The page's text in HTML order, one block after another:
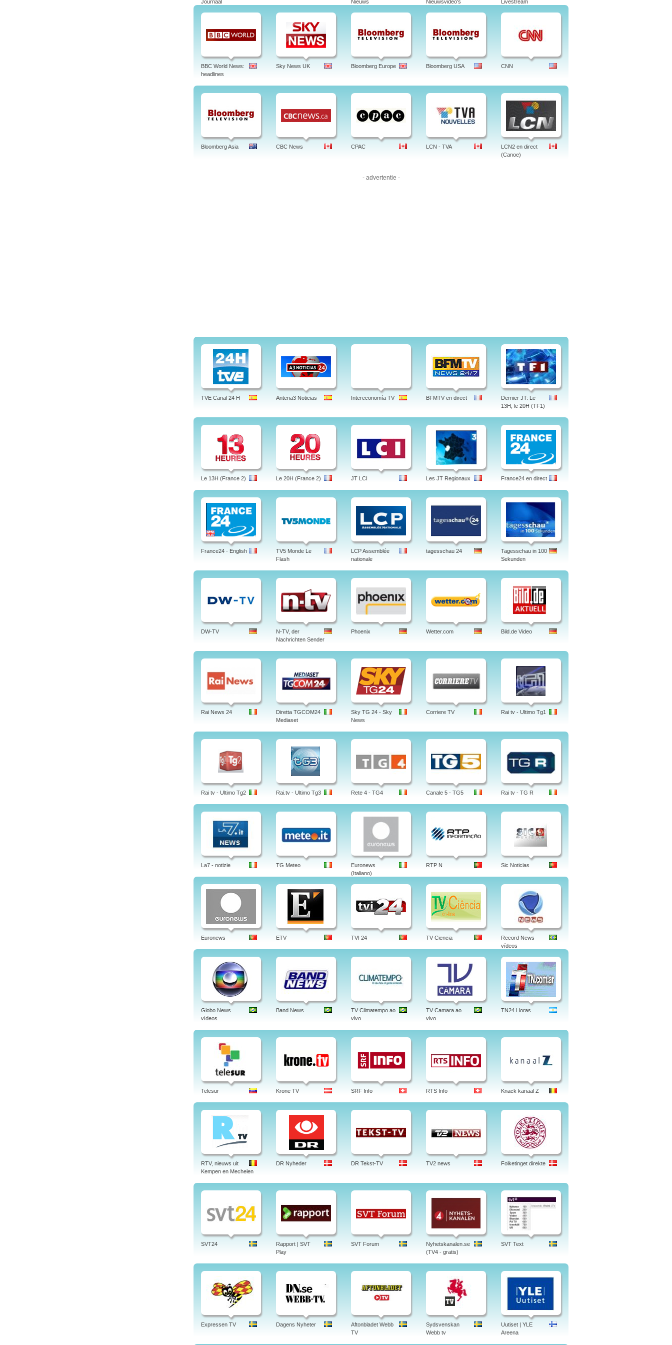
Journaal
Nieuws
Nieuwsvideo's
Livestream
BBC World News:
headlines
Sky News UK Bloomberg Europe Bloomberg USA CNN
Bloomberg Asia CBC News CPAC LCN - TVA
LCN2 en direct
(Canoe)
- advertentie -
TVE Canal 24 H Antena3 Noticias Intereconomía TV BFMTV en direct
Dernier JT: Le
13H, le 20H (TF1)
Le 13H (France 2) Le 20H (France 2) JT LCI Les JT Regionaux France24 en direct
France24 - English
TV5 Monde Le
Flash
LCP Assemblée
nationale
tagesschau 24
Tagesschau in 100
Sekunden
DW-TV
N-TV, der
Nachrichten Sender
Phoenix Wetter.com Bild.de Video
Rai News 24
Diretta TGCOM24
Mediaset
Sky TG 24 - Sky
News
Corriere TV Rai tv - Ultimo Tg1
Rai tv - Ultimo Tg2 Rai.tv - Ultimo Tg3 Rete 4 - TG4 Canale 5 - TG5 Rai tv - TG R
La7 - notizie TG Meteo
Euronews
(Italiano)
RTP N Sic Noticias
Euronews ETV TVI 24 TV Ciencia
Record News
vídeos
Globo News
vídeos
Band News
TV Climatempo ao
vivo
TV Camara ao
vivo
TN24 Horas
Telesur Krone TV SRF Info RTS Info Knack kanaal Z
RTV, nieuws uit
Kempen en Mechelen
DR Nyheder DR Tekst-TV TV2 news Folketinget direkte
SVT24
Rapport | SVT
Play
SVT Forum
Nyhetskanalen.se
(TV4 - gratis)
SVT Text
Expressen TV Dagens Nyheter
Aftonbladet Webb
TV
Sydsvenskan
Webb tv
Uutiset | YLE
Areena